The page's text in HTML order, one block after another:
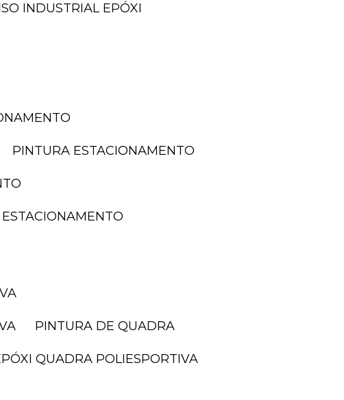
INDUSTRIAL EPÓXI
PINTURA ESTACIONAMENTO
ESTACIONAMENTO
PINTURA DE QUADRA
QUADRA POLIESPORTIVA